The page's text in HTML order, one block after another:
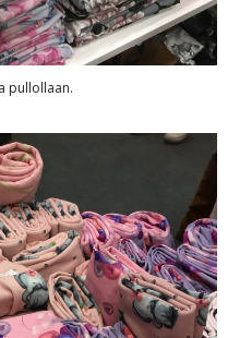
pullollaan.